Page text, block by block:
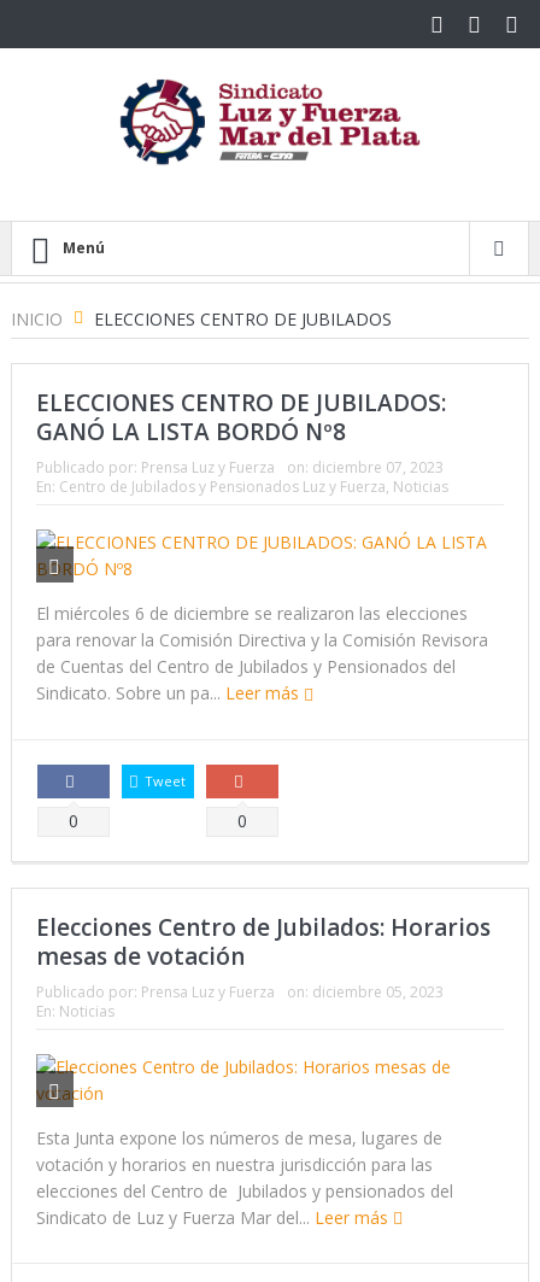
Menú
INICIO ELECCIONES CENTRO DE JUBILADOS
ELECCIONES CENTRO DE JUBILADOS:
GANÓ LA LISTA BORDÓ Nº8
Publicado por: Prensa Luz y Fuerza on: diciembre 07, 2023
En: Centro de Jubilados y Pensionados Luz y Fuerza, Noticias
El miércoles 6 de diciembre se realizaron las elecciones
para renovar la Comisión Directiva y la Comisión Revisora
de Cuentas del Centro de Jubilados y Pensionados del
Sindicato. Sobre un pa... Leer más
Comparte
0
Tweet
Comparte
0
Elecciones Centro de Jubilados: Horarios
mesas de votación
Publicado por: Prensa Luz y Fuerza on: diciembre 05, 2023
En: Noticias
Esta Junta expone los números de mesa, lugares de
votación y horarios en nuestra jurisdicción para las
elecciones del Centro de Jubilados y pensionados del
Sindicato de Luz y Fuerza Mar del... Leer más